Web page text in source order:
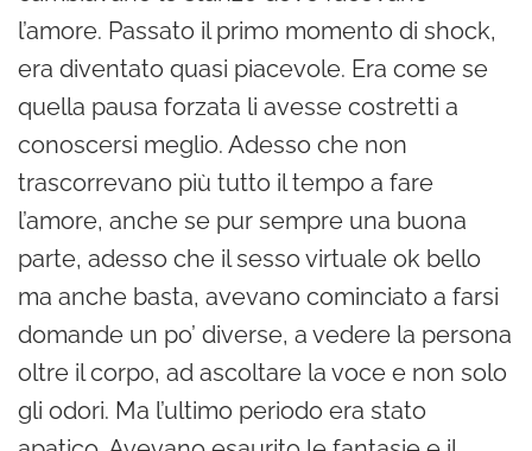
l’amore. Passato il primo momento di shock,
era diventato quasi piacevole. Era come se
quella pausa forzata li avesse costretti a
conoscersi meglio. Adesso che non
trascorrevano più tutto il tempo a fare
l’amore, anche se pur sempre una buona
parte, adesso che il sesso virtuale ok bello
ma anche basta, avevano cominciato a farsi
domande un po’ diverse, a vedere la persona
oltre il corpo, ad ascoltare la voce e non solo
gli odori. Ma l’ultimo periodo era stato